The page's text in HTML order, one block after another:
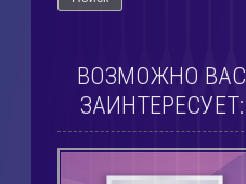
ВОЗМОЖНО ВАС
ЗАИНТЕРЕСУЕТ: